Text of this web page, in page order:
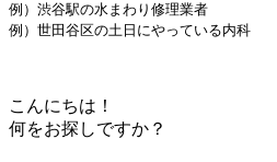
例）渋谷駅の水まわり修理業者
例）世田谷区の土日にやっている内科
こんにちは！
何をお探しですか？